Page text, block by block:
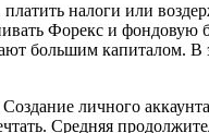
налоги или
Форекс и
большим капиталом.
личного
Средняя